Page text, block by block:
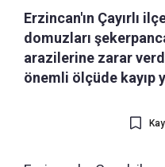
Erzincan'ın Çayırlı
domuzları
arazilerine zarar
önemli ölçüde kayıp